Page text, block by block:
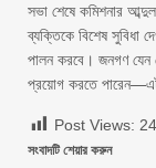
সভা শেষে কমিশনার আব্দুল
ব্যক্তিকে বিশেষ সুবিধা
পালন করবে। জনগণ যেন
প্রয়োগ করতে
Post Views:
সংবাদটি শেয়ার করুন